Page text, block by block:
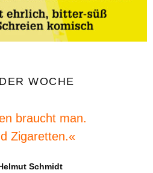
WOCHE
braucht man.
Zigaretten.«
Schmidt